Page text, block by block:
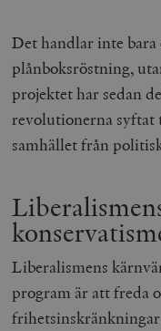
Det handlar inte
plånboksröstning,
projektet har sedan
revolutionerna syftat
samhället från
Liberalismens
program är att freda